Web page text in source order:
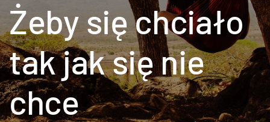
Żeby się chciało
tak jak się nie
chce